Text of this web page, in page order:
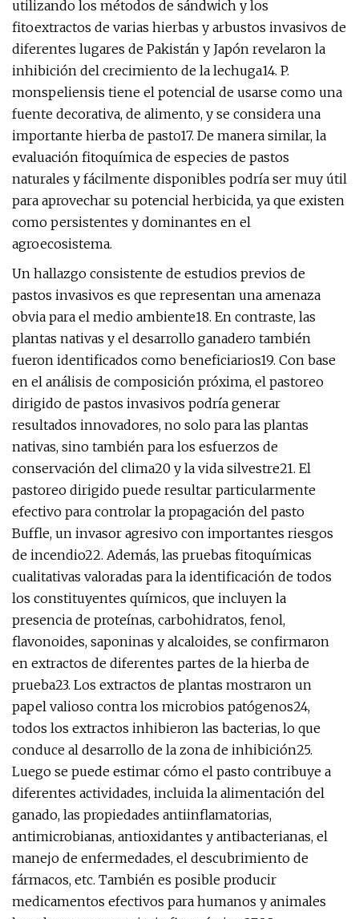
utilizando los métodos de sándwich y los
fitoextractos de varias hierbas y arbustos invasivos de
diferentes lugares de Pakistán y Japón revelaron la
inhibición del crecimiento de la lechuga14. P.
monspeliensis tiene el potencial de usarse como una
fuente decorativa, de alimento, y se considera una
importante hierba de pasto17. De manera similar, la
evaluación fitoquímica de especies de pastos
naturales y fácilmente disponibles podría ser muy útil
para aprovechar su potencial herbicida, ya que existen
como persistentes y dominantes en el
agroecosistema.
Un hallazgo consistente de estudios previos de
pastos invasivos es que representan una amenaza
obvia para el medio ambiente18. En contraste, las
plantas nativas y el desarrollo ganadero también
fueron identificados como beneficiarios19. Con base
en el análisis de composición próxima, el pastoreo
dirigido de pastos invasivos podría generar
resultados innovadores, no solo para las plantas
nativas, sino también para los esfuerzos de
conservación del clima20 y la vida silvestre21. El
pastoreo dirigido puede resultar particularmente
efectivo para controlar la propagación del pasto
Buffle, un invasor agresivo con importantes riesgos
de incendio22. Además, las pruebas fitoquímicas
cualitativas valoradas para la identificación de todos
los constituyentes químicos, que incluyen la
presencia de proteínas, carbohidratos, fenol,
flavonoides, saponinas y alcaloides, se confirmaron
en extractos de diferentes partes de la hierba de
prueba23. Los extractos de plantas mostraron un
papel valioso contra los microbios patógenos24,
todos los extractos inhibieron las bacterias, lo que
conduce al desarrollo de la zona de inhibición25.
Luego se puede estimar cómo el pasto contribuye a
diferentes actividades, incluida la alimentación del
ganado, las propiedades antiinflamatorias,
antimicrobianas, antioxidantes y antibacterianas, el
manejo de enfermedades, el descubrimiento de
fármacos, etc. También es posible producir
medicamentos efectivos para humanos y animales